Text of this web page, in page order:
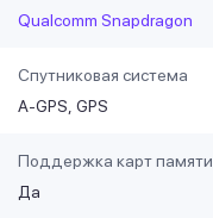
Qualcomm Snapdragon
Спутниковая система
A-GPS GPS
Поддержка карт памяти
Да